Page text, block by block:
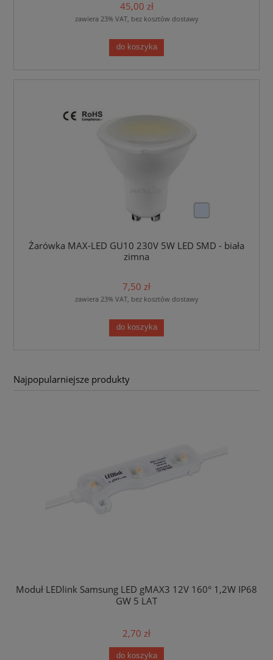
45,00 zł
zawiera 23% VAT, bez kosztów dostawy
do koszyka
Żarówka MAX-LED GU10 230V 5W LED SMD - biała
zimna
7,50 zł
zawiera 23% VAT, bez kosztów dostawy
do koszyka
Najpopularniejsze produkty
Moduł LEDlink Samsung LED gMAX3 12V 160° 1,2W IP68
GW 5 LAT
2,70 zł
do koszyka